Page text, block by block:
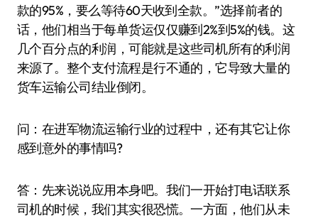
款的95%，要么等待60天收到全款。”选择前者的
话，他们相当于每单货运仅仅赚到2%到5%的钱。这
几个百分点的利润，可能就是这些司机所有的利润
来源了。整个支付流程是行不通的，它导致大量的
货车运输公司结业倒闭。
问：在进军物流运输行业的过程中，还有其它让你
感到意外的事情吗?
答：先来说说应用本身吧。我们一开始打电话联系
司机的时候，我们其实很恐慌。一方面，他们从未